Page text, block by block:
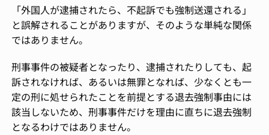
「外国人が逮捕されたら、不起訴でも強制送還される」
と誤解されることがありますが、そのような単純な関係
ではありません。
刑事事件の被疑者となったり、逮捕されたりしても、起
訴されなければ、あるいは無罪となれば、少なくとも一
定の刑に処せられたことを前提とする退去強制事由には
該当しないため、刑事事件だけを理由に直ちに退去強制
となるわけではありません。